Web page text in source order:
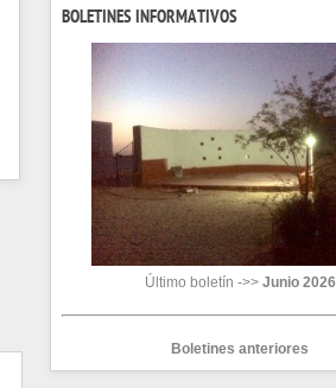
BOLETINES INFORMATIVOS
Último boletín ->> Junio 2026
Boletines anteriores